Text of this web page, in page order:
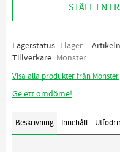
STÄLL EN
Lagerstatus I lager
Tillverkare Monster
Visa alla produkter från Monster
Ge ett omdöme!
Beskrivning Innehåll